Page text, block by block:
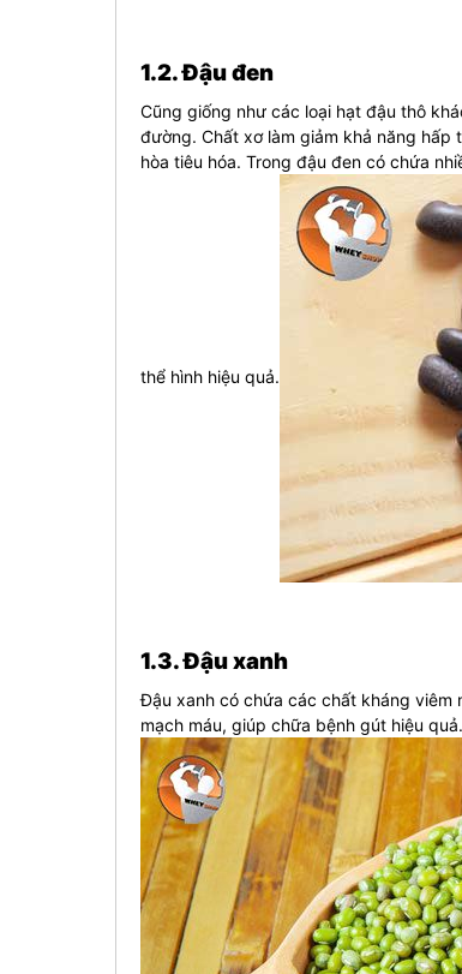
1.2. Đậu đen
Cũng giống như các loại hạt đậu thô
đường. Chất xơ làm giảm khả năng
hòa tiêu hóa. Trong đậu đen có chứa
thể hình hiệu quả.
1.3. Đậu xanh
Đậu xanh có chứa các chất kháng viêm
mạch máu, giúp chữa bệnh gút hiệu